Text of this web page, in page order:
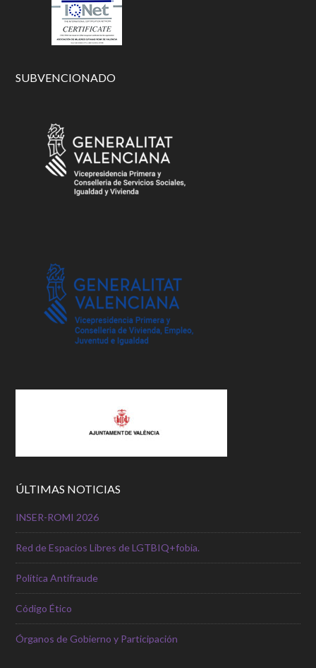
SUBVENCIONADO
ÚLTIMAS NOTICIAS
INSER-ROMI 2026
Red de Espacios Libres de LGTBIQ+fobia.
Política Antifraude
Código Ético
Órganos de Gobierno y Participación